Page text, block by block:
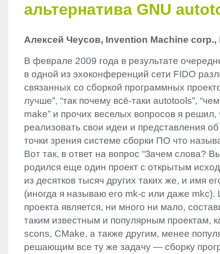
альтернатива GNU
Алексей Чеусов, Invention Machine
В феврале 2009 года в результате
в одной из эхоконференций сети FIDO
связанных со сборкой программных
лучше”, “так почему всё-таки autotools”,
make” и прочих веселых вопросов я
реализовать свои идеи и представления
точки зрения системе сборки ПО что
Вот так, в ответ на вопрос “Зачем слова?
родился еще один проект с открытым
из десятков тысяч других таких же, и имя
(иногда я называю его mk-c или даже
проекта является, ни много ни мало,
таким известным и популярным проектам,
scons, CMake, а также другим, менее
решающим все ту же задачу — сборку